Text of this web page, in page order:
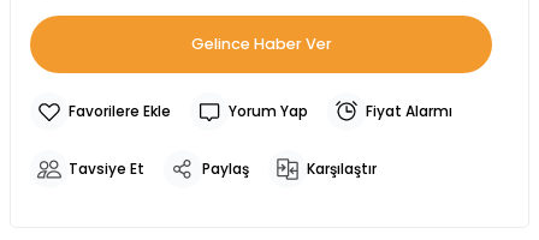
Gelince Haber Ver
Yorum Yap Fiyat Alarmı
Tavsiye Et Paylaş Karşılaştır